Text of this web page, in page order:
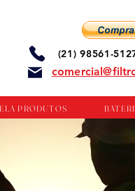
(21) 98561-
PRODUTOS